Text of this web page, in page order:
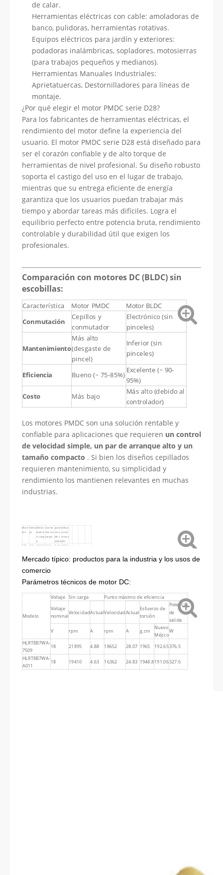
de calar.
Herramientas eléctricas con cable: amoladoras de
banco, pulidoras, herramientas rotativas.
Equipos eléctricos para jardín y exteriores:
podadoras inalámbricas, sopladores, motosierras
(para trabajos pequeños y medianos).
Herramientas Manuales Industriales:
Aprietatuercas, Destornilladores para líneas de
montaje.
¿Por qué elegir el motor PMDC serie D28?
Para los fabricantes de herramientas eléctricas, el
rendimiento del motor define la experiencia del
usuario. El motor PMDC serie D28 está diseñado para
ser el corazón confiable y de alto torque de
herramientas de nivel profesional. Su diseño robusto
soporta el castigo del uso en el lugar de trabajo,
mientras que su entrega eficiente de energía
garantiza que los usuarios puedan trabajar más
tiempo y abordar tareas más difíciles. Logra el
equilibrio perfecto entre potencia bruta, rendimiento
controlable y durabilidad útil que exigen los
profesionales.
Comparación con motores DC (BLDC) sin
escobillas:
Característica Motor PMDC
Motor BLDC
Conmutación
Cepillos y
conmutador
Electrónico (sin
pinceles)
Mantenimiento
Más alto
(desgaste de
pincel)
Inferior (sin
pinceles)
Eficiencia Bueno (~ 75-85%)
Excelente (~ 90-
95%)
Costo
Más bajo
Más alto (debido al
controlador)
Los motores PMDC son una solución rentable y
confiable para aplicaciones que requieren un control
de velocidad simple, un par de arranque alto y un
tamaño compacto . Si bien los diseños cepillados
requieren mantenimiento, su simplicidad y
rendimiento los mantienen relevantes en muchas
industrias.
Mod
elo
Volta
je
Veloci
dad si
n carg
a
Corrie
nte sin
carga
pote
ncia
de s
alida
Esfue
rzo d
e tors
ión
F28
RC
12V
11670 0.12a 4.4w 43.9g
Mercado típico: productos para la industria y los usos de
comercio
Parámetros técnicos de motor DC:
Modelo
Voltaje Sin carga Punto máximo de eficiencia
Voltaje
nominal
VelocidadActualVelocidadActual
Esfuerzo de
torsión
Potencia
de
salida
V rpm A rpm A g.cm
Nuevo
Méjico
W
HLRT8B7WA-
7509
18 21895 4.88 18652 28.07 1965 192.65376.5
HLRT8B7WA-
A011
18 19410 4.63 16362 24.83 1948.8191.06327.6